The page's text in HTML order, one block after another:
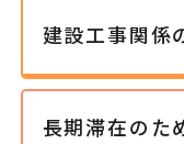
建設工事関係
長期滞在の た